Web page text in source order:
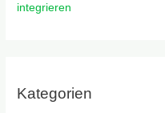
integrieren
Kategorien